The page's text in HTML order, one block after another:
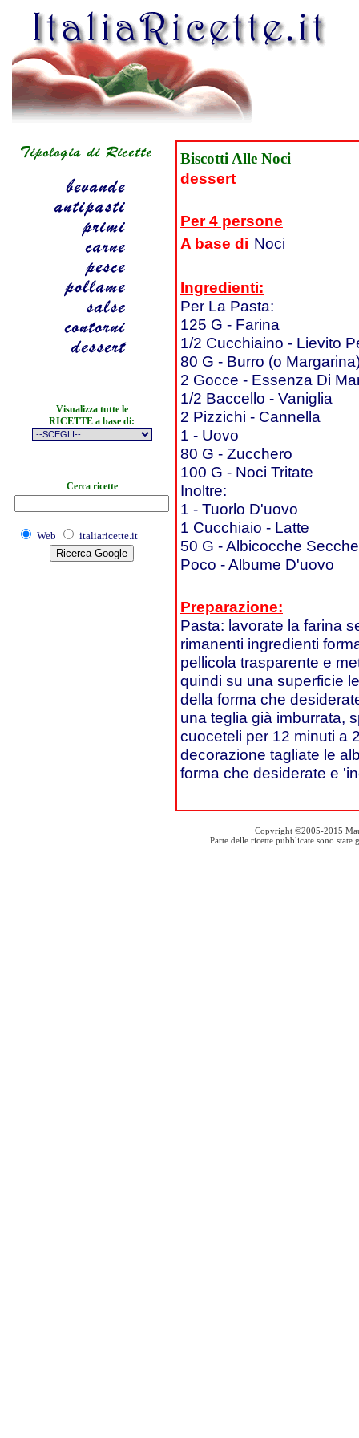
Visualizza tutte le
RICETTE a base di:
Cerca ricette
Web italiaricette.it
Biscotti Alle Noci
dessert
Per 4 persone
A base di Noci
Ingredienti:
Per La Pasta:
125 G - Farina
1/2 Cucchiaino - Lievito
80 G - Burro (o
2 Gocce - Essenza Di
1/2 Baccello - Vaniglia
2 Pizzichi - Cannella
1 - Uovo
80 G - Zucchero
100 G - Noci Tritate
Inoltre:
1 - Tuorlo D'uovo
1 Cucchiaio - Latte
50 G - Albicocche Secche
Poco - Albume D'uovo
Preparazione:
Pasta: lavorate la farina
rimanenti ingredienti
pellicola trasparente e
quindi su una superficie
della forma che
una teglia già imburrata,
cuoceteli per 12 minuti a
decorazione tagliate le
forma che desiderate e
Copyright ©2005-2015
Parte delle ricette pubblicate sono state